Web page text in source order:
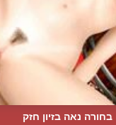
בחורה נאה בזיון חזק